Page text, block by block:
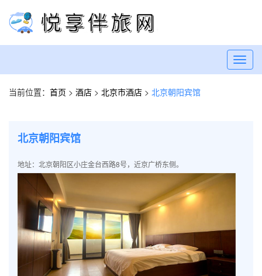
当前位置： 首页 > 酒店 > 北京市酒店 > 北京朝阳宾馆
北京朝阳宾馆
地址：北京朝阳区小庄金台西路8号，近京广桥东侧。